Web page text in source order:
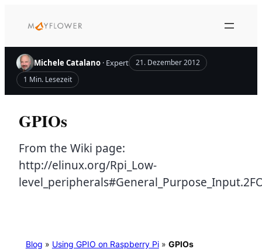
Inhalt
Michele Catalano · Expert
21. Dezember 2012
1 Min. Lesezeit
GPIOs
From the Wiki page:
http://elinux.org/Rpi_Low-
Blog » Using GPIO on Raspberry Pi» GPIOs